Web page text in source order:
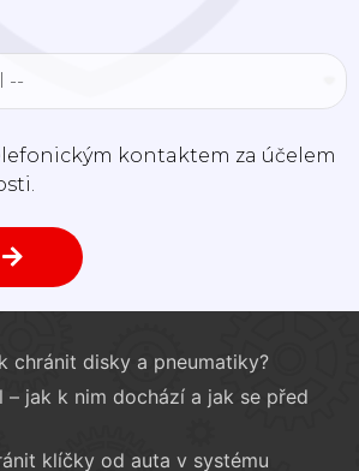
kontaktem za účelem
chránit disky a pneumatiky?
– jak k nim dochází a jak se před
klíčky od auta v systému